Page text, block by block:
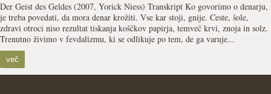
Der Geist des Geldes (2007, Yorick Niess) Transkript Ko govorimo o denarju,
je treba povedati, da mora denar krožiti. Vse kar stoji, gnije. Ceste, šole,
zdravi otroci niso rezultat tiskanja koščkov papirja, temveč krvi, znoja in solz.
Trenutno živimo v fevdalizmu, ki se odlikuje po tem, de ga varuje...
več